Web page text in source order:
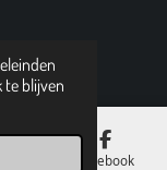
blijven
Facebook